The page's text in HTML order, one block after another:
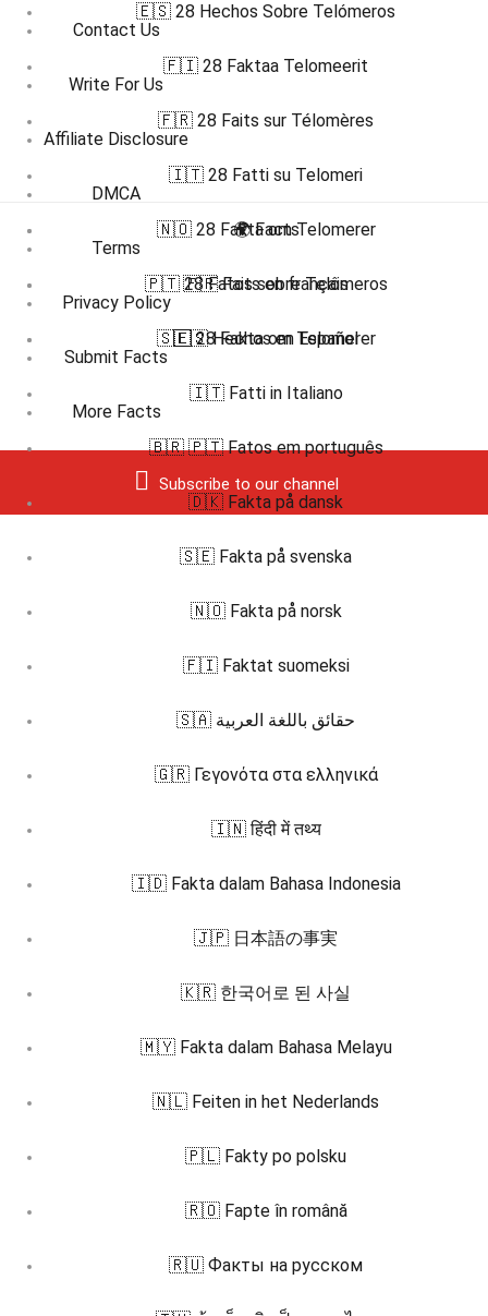
Contact Us
Write For Us
Affiliate Disclosure
DMCA
Terms
Privacy Policy
Submit Facts
More Facts
Subscribe to our channel
🇪🇸 28 Hechos Sobre Telómeros
🇫🇮 28 Faktaa Telomeerit
🇫🇷 28 Faits sur Télomères
🇮🇹 28 Fatti su Telomeri
🇳🇴 28 Fakta om Telomerer
🇵🇹 28 Fatos sobre Telômeros
🇸🇪 28 Fakta om Telomerer
🌍 Facts
🇫🇷 Faits en français
🇪🇸 Hechos en Español
🇮🇹 Fatti in Italiano
🇧🇷 🇵🇹 Fatos em português
🇩🇰 Fakta på dansk
🇸🇪 Fakta på svenska
🇳🇴 Fakta på norsk
🇫🇮 Faktat suomeksi
🇸🇦 حقائق باللغة العربية
🇬🇷 Γεγονότα στα ελληνικά
🇮🇳 हिंदी में तथ्य
🇮🇩 Fakta dalam Bahasa Indonesia
🇯🇵 日本語の事実
🇰🇷 한국어로 된 사실
🇲🇾 Fakta dalam Bahasa Melayu
🇳🇱 Feiten in het Nederlands
🇵🇱 Fakty po polsku
🇷🇴 Fapte în română
🇷🇺 Факты на русском